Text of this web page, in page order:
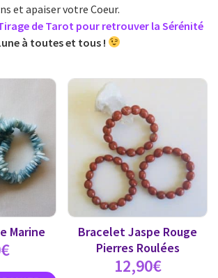
et apaiser votre Coeur.
de Tarot pour retrouver la Sérénité
à toutes et tous !
Marine
€
Bracelet Jaspe Rouge
Pierres Roulées
12,90€